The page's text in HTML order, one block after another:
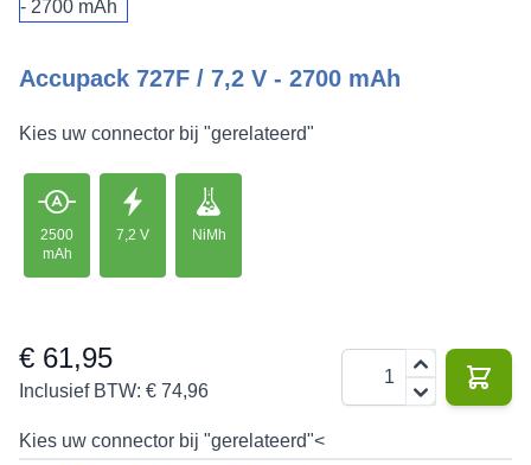
Accupack 727F / 7,2 V - 2700 mAh
Kies uw connector bij "gerelateerd"
2500
mAh
7,2 V NiMh
€ 61,95
Inclusief BTW: € 74,96
Kies uw connector bij "gerelateerd"<